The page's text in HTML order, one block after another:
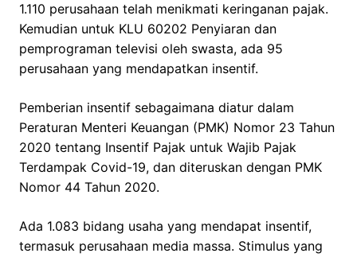
1.110 perusahaan telah menikmati keringanan pajak.
Kemudian untuk KLU 60202 Penyiaran dan
pemprograman televisi oleh swasta, ada 95
perusahaan yang mendapatkan insentif.
Pemberian insentif sebagaimana diatur dalam
Peraturan Menteri Keuangan (PMK) Nomor 23 Tahun
2020 tentang Insentif Pajak untuk Wajib Pajak
Terdampak Covid-19, dan diteruskan dengan PMK
Nomor 44 Tahun 2020.
Ada 1.083 bidang usaha yang mendapat insentif,
termasuk perusahaan media massa. Stimulus yang